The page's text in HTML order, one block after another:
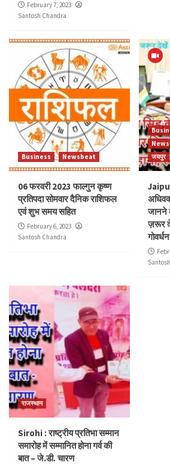
February 7, 2023
Santosh Chandra
Business Newsbeat
06 फरवरी 2023 फाल्गुन कृष्ण
प्रतिपदा सोमवार दैनिक राशिफल
एवं शुभ समय सहित
February 6, 2023
Santosh Chandra
जयपुर
जानने
ज़रूर
राजस्थान
Sirohi : राष्ट्रीय प्रतिभा सम्मान
समारोह में सम्मानित होना गर्व की
बात – जे.डी. चारण